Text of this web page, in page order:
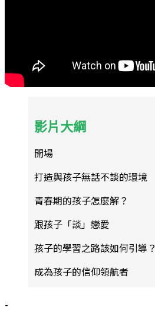
影片大綱
開場
打造與孩子無話不談的環境
青春期的孩子怎麼解？
跟孩子「談」戀愛
孩子的學習之路該如何引導？
成為孩子的信仰領航者
-